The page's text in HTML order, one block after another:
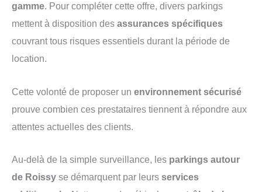
gamme. Pour compléter cette offre, divers parkings
mettent à disposition des assurances spécifiques
couvrant tous risques essentiels durant la période de
location.
Cette volonté de proposer un environnement sécurisé
prouve combien ces prestataires tiennent à répondre aux
attentes actuelles des clients.
Au-delà de la simple surveillance, les parkings autour
de Roissy se démarquent par leurs services